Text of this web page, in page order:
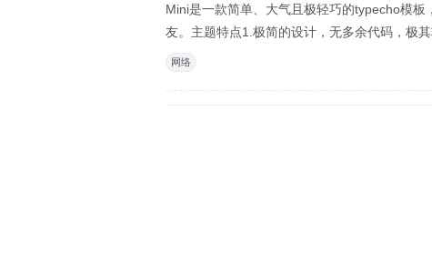
Mini是一款简单、大气且极轻巧的typecho模
友。主题特点1.极简的设计，无多余代码，极
网络